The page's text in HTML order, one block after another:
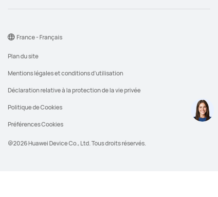
@2026 Huawei Device Co., Ltd. Tous droits réservés.
Plan du site
Mentions légales et conditions d’utilisation
Déclaration relative à la protection de la vie privée
Politique de Cookies
Préférences Cookies
France - Français